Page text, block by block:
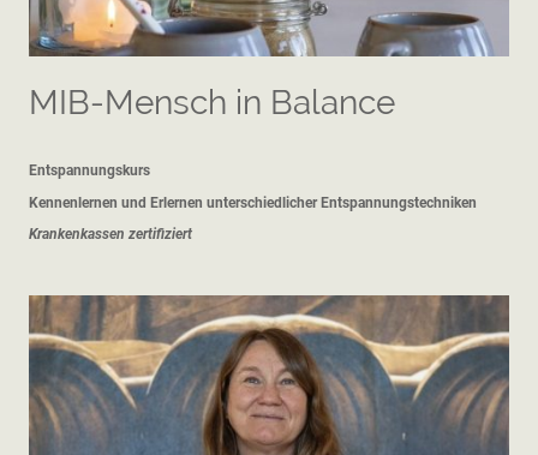
MIB-Mensch in Balance
Entspannungskurs
Kennenlernen und Erlernen unterschiedlicher Entspannungstechniken
Krankenkassen zertifiziert